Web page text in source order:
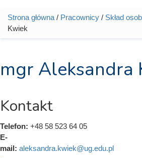
Jesteś tutaj
Strona główna / Pracownicy / Skład
Kwiek
mgr Aleksandra
Kontakt
Telefon: +48 58 523 64 05
E-
mail: aleksandra.kwiek@ug.edu.pl